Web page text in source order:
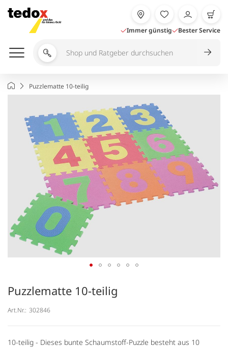
Inhalt
springen
Immer günstig Bester Service
Shop
durchsuchen
StartseitePuzzlematte 10-teilig
Puzzlematte 10-teilig
Art.Nr.: 302846
10-teilig - Dieses bunte Schaumstoff-Puzzle besteht aus 10